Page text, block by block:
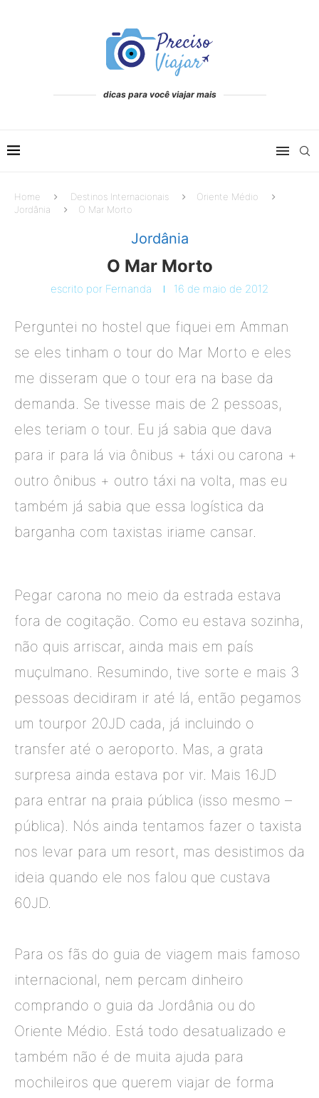
dicas para você viajar mais
Home Destinos Internacionais
Oriente Médio
Jordânia
O Mar Morto
Jordânia
O Mar Morto
escrito por Fernanda 16 de maio de 2012
Perguntei no hostel que fiquei em Amman
se eles tinham o tour do Mar Morto e eles
me disseram que o tour era na base da
demanda. Se tivesse mais de 2 pessoas,
eles teriam o tour. Eu já sabia que dava
para ir para lá via ônibus + táxi ou carona +
outro ônibus + outro táxi na volta, mas eu
também já sabia que essa logística da
barganha com taxistas iriame cansar.
Pegar carona no meio da estrada estava
fora de cogitação. Como eu estava sozinha,
não quis arriscar, ainda mais em país
muçulmano. Resumindo, tive sorte e mais 3
pessoas decidiram ir até lá, então pegamos
um tourpor 20JD cada, já incluindo o
transfer até o aeroporto. Mas, a grata
surpresa ainda estava por vir. Mais 16JD
para entrar na praia pública (isso mesmo –
pública). Nós ainda tentamos fazer o taxista
nos levar para um resort, mas desistimos da
ideia quando ele nos falou que custava
60JD.
Para os fãs do guia de viagem mais famoso
internacional, nem percam dinheiro
comprando o guia da Jordânia ou do
Oriente Médio. Está todo desatualizado e
também não é de muita ajuda para
mochileiros que querem viajar de forma